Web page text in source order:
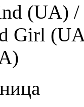
(UA)
Girl